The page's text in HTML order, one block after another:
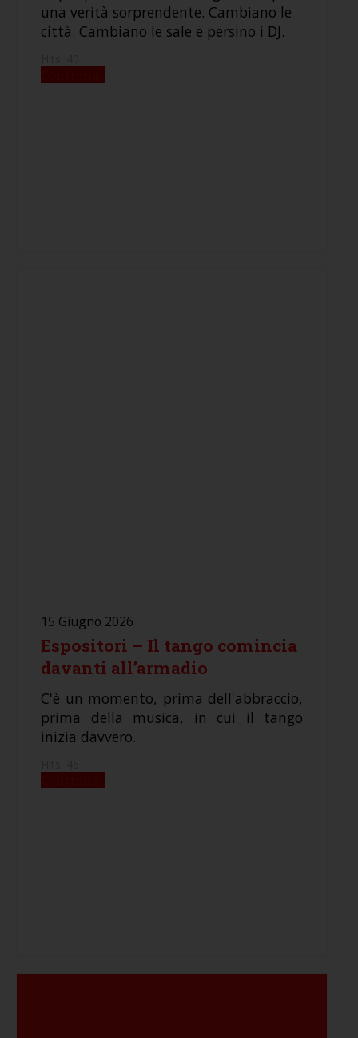
una verità sorprendente. Cambiano le
città. Cambiano le sale e persino i DJ.
15 Giugno 2026
Espositori – Il tango comincia
davanti all’armadio
C'è un momento, prima dell'abbraccio,
prima della musica, in cui il tango
inizia davvero.